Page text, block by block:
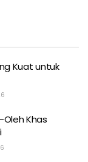
Kuat untuk
Oleh Khas